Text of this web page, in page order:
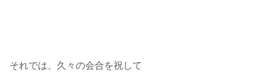
それでは、久々の会合を祝して